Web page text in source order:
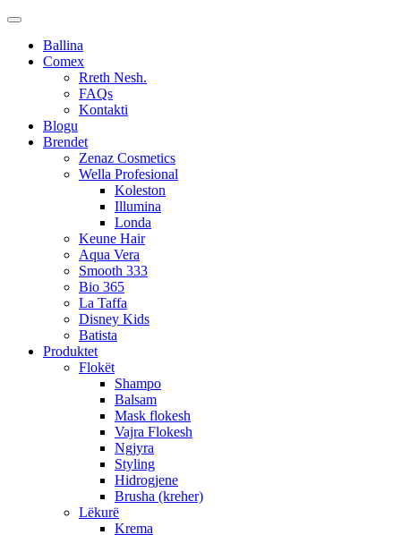
Ballina
Comex
Rreth Nesh.
FAQs
Kontakti
Blogu
Brendet
Zenaz Cosmetics
Wella Profesional
Koleston
Illumina
Londa
Keune Hair
Aqua Vera
Smooth 333
Bio 365
La Taffa
Disney Kids
Batista
Produktet
Flokët
Shampo
Balsam
Mask flokesh
Vajra Flokesh
Ngjyra
Styling
Hidrogjene
Brusha (kreher)
Lëkurë
Krema